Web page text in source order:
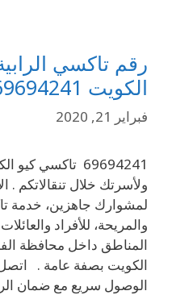
رقم تاكسي
الكويت 69694241
فبراير 21, 2020
69694241 تاكسي
لمشوارك جاهزين، خدمة
والمريحة، للأفراد
المناطق داخل محافظة
الكويت بصفة عامة . اتصل
الوصول سريع مع ضمان